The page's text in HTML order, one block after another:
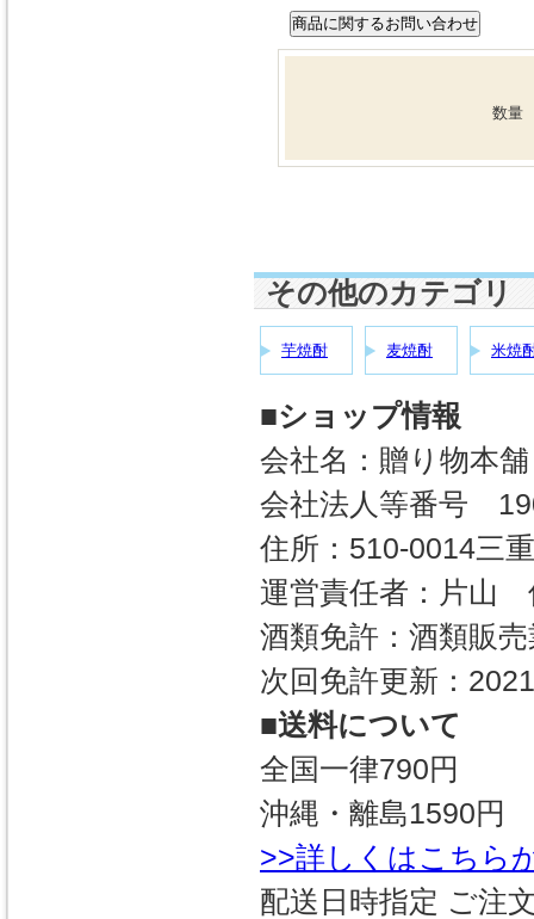
数量
その他のカテゴリ
芋焼酎 麦焼酎 米焼
■ショップ情報
会社名：贈り物本
会社法人等番号
住所：510-0014三
運営責任者：片山
酒類免許：酒類販
次回免許更新：
■送料について
全国一律790円
沖縄・離島1590円
>>詳しくはこちら
配送日時指定 ご注